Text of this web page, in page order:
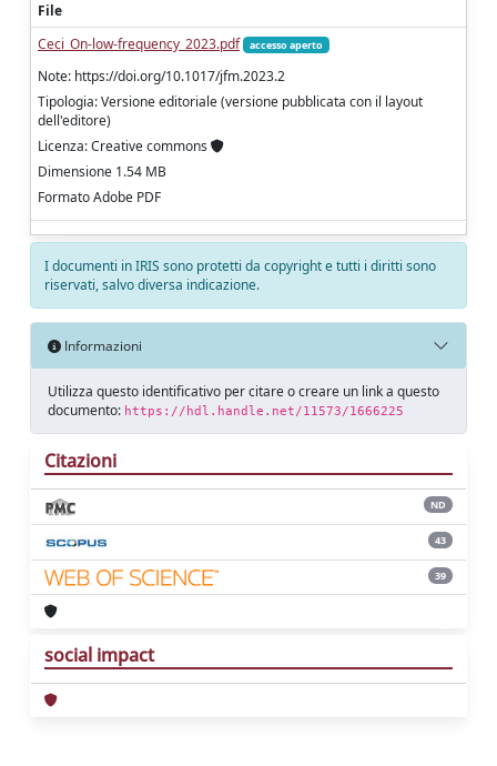
File
Ceci_On-low-frequency_2023.pdf
accesso aperto
Note: https://doi.org/10.1017/jfm.2023.2
Tipologia: Versione editoriale (versione pubblicata con il layout
dell'editore)
Licenza: Creative commons
Dimensione 1.54 MB
Formato Adobe PDF
I documenti in IRIS sono protetti da copyright e tutti i diritti sono
riservati, salvo diversa indicazione.
Informazioni
Utilizza questo identificativo per citare o creare un link a questo
documento: https://hdl.handle.net/11573/1666225
Citazioni
ND
43
39
social impact